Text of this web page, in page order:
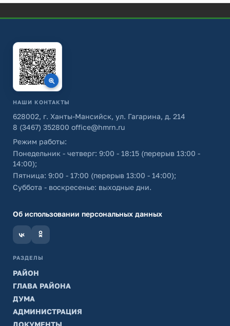
НАШИ КОНТАКТЫ
628002, г. Ханты-Мансийск, ул. Гагарина, д. 214
8 (3467) 352800 office@hmrn.ru
Режим работы:
Понедельник - четверг: 9:00 - 18:15 (перерыв 13:00 -
14:00);
Пятница: 9:00 - 17:00 (перерыв 13:00 - 14:00);
Суббота - воскресенье: выходные дни.
Об использовании персональных данных
РАЗДЕЛЫ
РАЙОН
ГЛАВА РАЙОНА
ДУМА
АДМИНИСТРАЦИЯ
ДОКУМЕНТЫ